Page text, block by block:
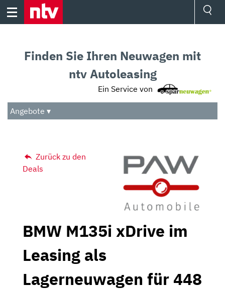
Skip
Audio
Das Beste
Finden Sie Ihren Neuwagen mit
ntv Autoleasing
Ein Service von
Angebote ▾
Zurück zu den
Deals
BMW M135i xDrive im
Leasing als
Lagerneuwagen für 448